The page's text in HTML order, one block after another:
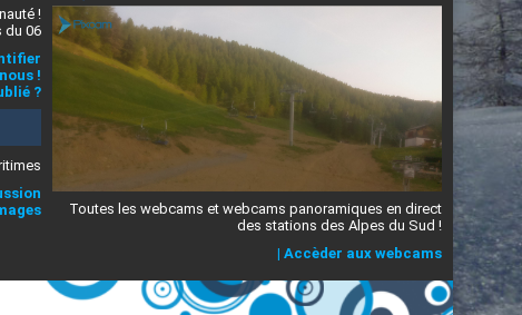
!
du 06
!
?
Toutes les webcams et webcams panoramiques en direct
des stations des Alpes du Sud !
| Accèder aux webcams